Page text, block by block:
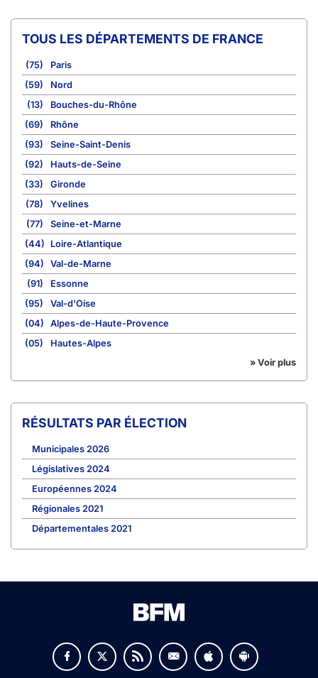
TOUS LES DÉPARTEMENTS DE FRANCE
(75)
Paris
(59)
Nord
(13)
Bouches-du-Rhône
(69)
Rhône
(93)
Seine-Saint-Denis
(92)
Hauts-de-Seine
(33)
Gironde
(78)
Yvelines
(77)
Seine-et-Marne
(44)
Loire-Atlantique
(94)
Val-de-Marne
(91)
Essonne
(95)
Val-d'Oise
(04)
Alpes-de-Haute-Provence
(05)
Hautes-Alpes
» Voir plus
RÉSULTATS PAR ÉLECTION
Municipales 2026
Législatives 2024
Européennes 2024
Régionales 2021
Départementales 2021